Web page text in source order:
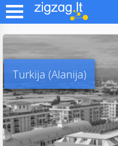
Turkija (Alanija)